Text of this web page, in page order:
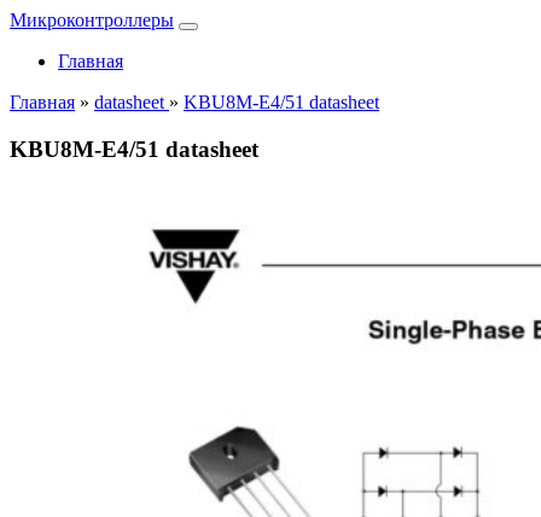
Микроконтроллеры
Главная
Главная » datasheet » KBU8M-E4/51 datasheet
KBU8M-E4/51 datasheet